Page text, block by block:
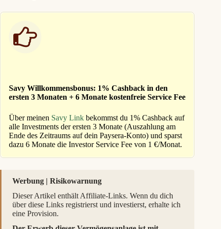
Savy Willkommensbonus: 1% Cashback in den
ersten 3 Monaten + 6 Monate kostenfreie Service Fee
Über meinen Savy Link bekommst du 1% Cashback auf
alle Investments der ersten 3 Monate (Auszahlung am
Ende des Zeitraums auf dein Paysera-Konto) und sparst
dazu 6 Monate die Investor Service Fee von 1 €/Monat.
Werbung | Risikowarnung
Dieser Artikel enthält Affiliate-Links. Wenn du dich
über diese Links registrierst und investierst, erhalte ich
eine Provision.